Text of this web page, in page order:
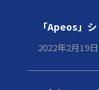
「Apeos」
2022年2月19日